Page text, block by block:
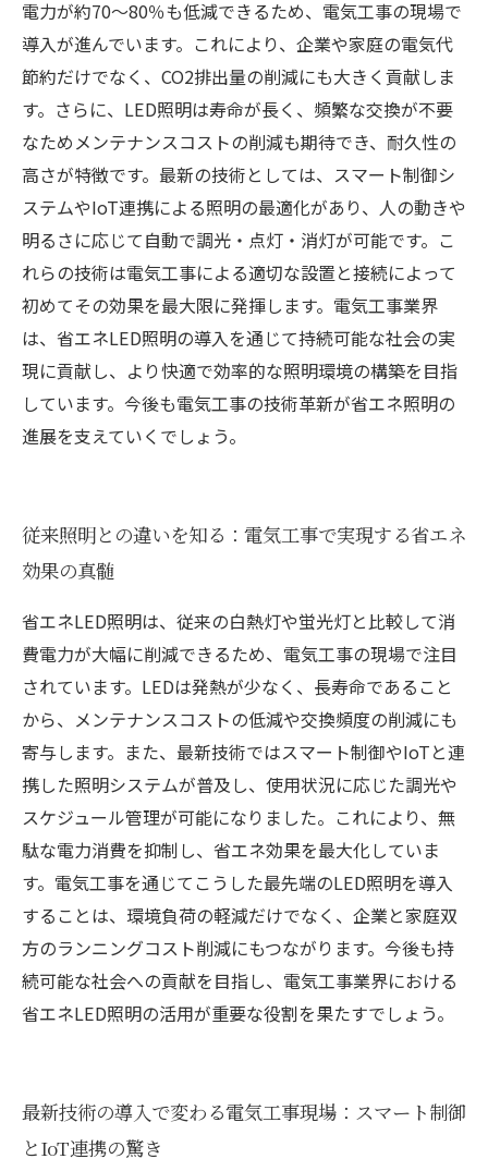
ントと成功事例まとめ
省エネLED照明と電気工事の融合が産むエネル
ギー革命とは？最新トレンド解説
電力が約70～80％も低減できるため、電気工事の現場で
導入が進んでいます。これにより、企業や家庭の電気代
節約だけでなく、CO2排出量の削減にも大きく貢献しま
す。さらに、LED照明は寿命が長く、頻繁な交換が不要
なためメンテナンスコストの削減も期待でき、耐久性の
高さが特徴です。最新の技術としては、スマート制御シ
ステムやIoT連携による照明の最適化があり、人の動きや
明るさに応じて自動で調光・点灯・消灯が可能です。こ
れらの技術は電気工事による適切な設置と接続によって
初めてその効果を最大限に発揮します。電気工事業界
は、省エネLED照明の導入を通じて持続可能な社会の実
現に貢献し、より快適で効率的な照明環境の構築を目指
しています。今後も電気工事の技術革新が省エネ照明の
進展を支えていくでしょう。
従来照明との違いを知る：電気工事で実現する省エネ
効果の真髄
省エネLED照明は、従来の白熱灯や蛍光灯と比較して消
費電力が大幅に削減できるため、電気工事の現場で注目
されています。LEDは発熱が少なく、長寿命であること
から、メンテナンスコストの低減や交換頻度の削減にも
寄与します。また、最新技術ではスマート制御やIoTと連
携した照明システムが普及し、使用状況に応じた調光や
スケジュール管理が可能になりました。これにより、無
駄な電力消費を抑制し、省エネ効果を最大化していま
す。電気工事を通じてこうした最先端のLED照明を導入
することは、環境負荷の軽減だけでなく、企業と家庭双
方のランニングコスト削減にもつながります。今後も持
続可能な社会への貢献を目指し、電気工事業界における
省エネLED照明の活用が重要な役割を果たすでしょう。
最新技術の導入で変わる電気工事現場：スマート制御
とIoT連携の驚き